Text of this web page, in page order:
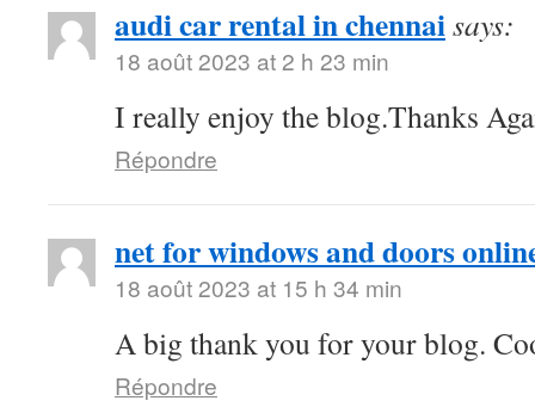
audi car rental in chennaisays:
18 août 2023 at 2 h 23 min
I really enjoy the blog.Thanks
Répondre
net for windows and doors
18 août 2023 at 15 h 34 min
A big thank you for your blog.
Répondre